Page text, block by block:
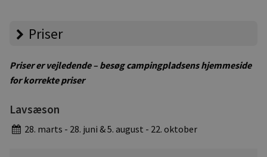
Priser
Priser er vejledende – besøg campingpladsens hjemmeside
for korrekte priser
Lavsæson
28. marts - 28. juni & 5. august - 22. oktober